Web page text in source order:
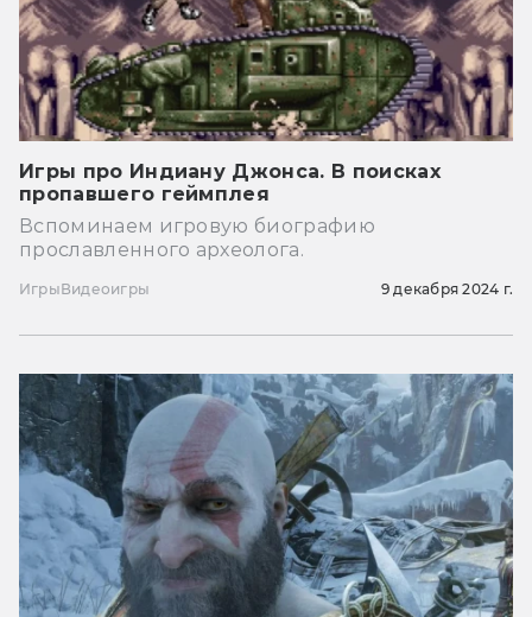
Игры про Индиану Джонса. В поисках
пропавшего геймплея
Вспоминаем игровую биографию
прославленного археолога.
ИгрыВидеоигры 9 декабря 2024 г.